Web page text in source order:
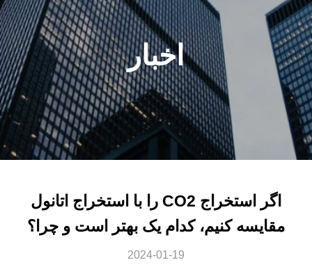
اخبار
اگر استخراج CO2 را با استخراج اتانول
مقایسه کنیم، کدام یک بهتر است و چرا؟
2024-01-19